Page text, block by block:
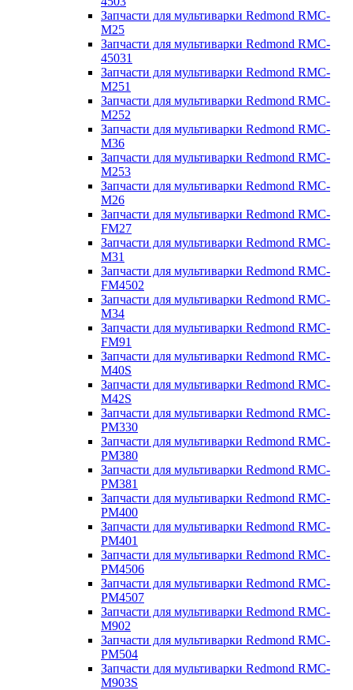
Запчасти для мультиварки Redmond RMC-
M25
Запчасти для мультиварки Redmond RMC-
45031
Запчасти для мультиварки Redmond RMC-
M251
Запчасти для мультиварки Redmond RMC-
M252
Запчасти для мультиварки Redmond RMC-
M36
Запчасти для мультиварки Redmond RMC-
M253
Запчасти для мультиварки Redmond RMC-
M26
Запчасти для мультиварки Redmond RMC-
FM27
Запчасти для мультиварки Redmond RMC-
M31
Запчасти для мультиварки Redmond RMC-
FM4502
Запчасти для мультиварки Redmond RMC-
M34
Запчасти для мультиварки Redmond RMC-
FM91
Запчасти для мультиварки Redmond RMC-
M40S
Запчасти для мультиварки Redmond RMC-
M42S
Запчасти для мультиварки Redmond RMC-
PM330
Запчасти для мультиварки Redmond RMC-
PM380
Запчасти для мультиварки Redmond RMC-
PM381
Запчасти для мультиварки Redmond RMC-
PM400
Запчасти для мультиварки Redmond RMC-
PM401
Запчасти для мультиварки Redmond RMC-
PM4506
Запчасти для мультиварки Redmond RMC-
PM4507
Запчасти для мультиварки Redmond RMC-
M902
Запчасти для мультиварки Redmond RMC-
PM504
Запчасти для мультиварки Redmond RMC-
M903S